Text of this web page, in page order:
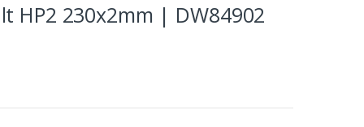
HP2 230x2mm | DW84902